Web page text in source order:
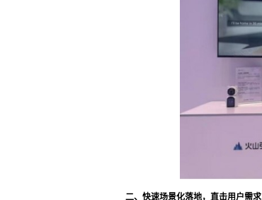
二、快速场景化落地，直击用户需求